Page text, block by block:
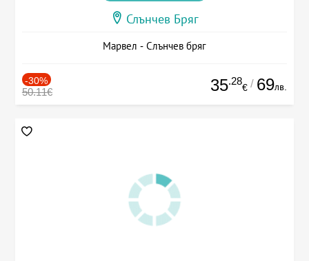
Слънчев Бряг
Марвел - Слънчев бряг
-30%
50.11€ 35.28
€ / 69лв.